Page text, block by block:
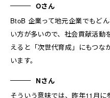
Oさん
BtoB 企業って地元企業でもど
い方が多いので、社会貢献活動
えると「次世代育成」にもつな
います。
Nさん
そういう意味では、昨年11月